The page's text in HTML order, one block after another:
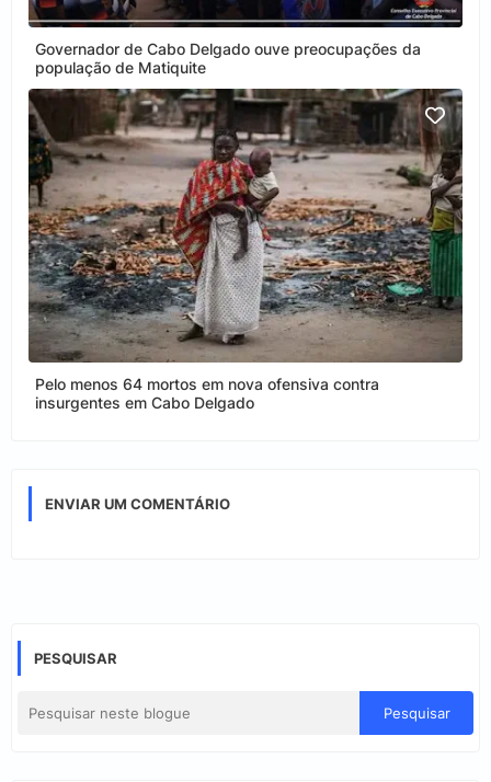
Governador de Cabo Delgado ouve preocupações da
população de Matiquite
Pelo menos 64 mortos em nova ofensiva contra
insurgentes em Cabo Delgado
ENVIAR UM COMENTÁRIO
PESQUISAR